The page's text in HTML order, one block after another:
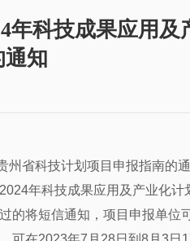
年科技成果应用
通知
州省科技计划项目申报指南的
年科技成果应用及产业化
的将短信通知，项目申报单位